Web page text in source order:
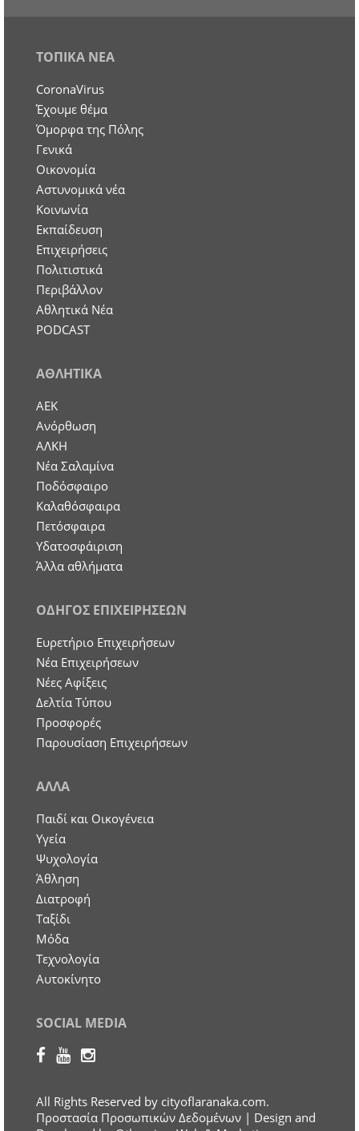
ΤΟΠΙΚΑ ΝΕΑ
CoronaVirus
Έχουμε θέμα
Όμορφα της Πόλης
Γενικά
Οικονομία
Aστυνομικά νέα
Κοινωνία
Εκπαίδευση
Επιχειρήσεις
Πολιτιστικά
Περιβάλλον
Αθλητικά Νέα
PODCAST
ΑΘΛΗΤΙΚΑ
ΑΕΚ
Ανόρθωση
ΑΛΚΗ
Νέα Σαλαμίνα
Ποδόσφαιρο
Καλαθόσφαιρα
Πετόσφαιρα
Υδατοσφάιριση
Άλλα αθλήματα
ΟΔΗΓΟΣ ΕΠΙΧΕΙΡΗΣΕΩΝ
Ευρετήριο Επιχειρήσεων
Nέα Επιχειρήσεων
Νέες Αφίξεις
Δελτία Τύπου
Προσφορές
Παρουσίαση Επιχειρήσεων
ΑΛΛΑ
Παιδί και Οικογένεια
Υγεία
Ψυχολογία
Άθληση
Διατροφή
Ταξίδι
Μόδα
Τεχνολογία
Αυτοκίνητο
SOCIAL MEDIA
All Rights Reserved by cityoflaranaka.com.
Προστασία Προσωπικών Δεδομένων | Design and